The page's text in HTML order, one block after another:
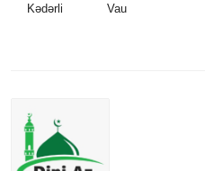
Kədərli Vau